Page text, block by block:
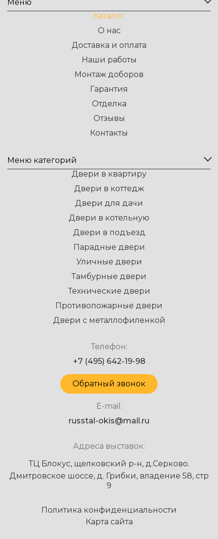
Меню
Каталог
О нас
Доставка и оплата
Наши работы
Монтаж доборов
Гарантия
Отделка
Отзывы
Контакты
Меню категорий
Двери в квартиру
Двери в коттедж
Двери для дачи
Двери в котельную
Двери в подъезд
Парадные двери
Уличные двери
Тамбурные двери
Технические двери
Противопожарные двери
Двери с металлофиленкой
Телефон:
+7 (495) 642-19-98
Обратный звонок
E-mail:
russtal-okis@mail.ru
Адреса выставок:
ТЦ Блокус, щелковский р-н, д.Серково.
Дмитровское шоссе, д. Грибки, владение 58, стр
9
Политика конфиденциальности
Карта сайта